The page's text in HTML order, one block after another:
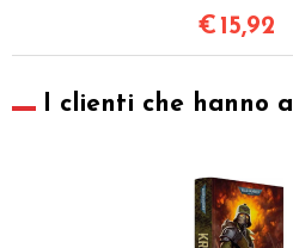
€ 15,92
I clienti che hanno